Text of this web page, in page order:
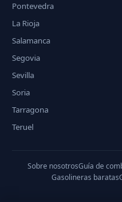
Pontevedra
La Rioja
Salamanca
Segovia
Sevilla
Soria
Tarragona
Teruel
Sobre nosotrosGuía de
Gasolineras baratas